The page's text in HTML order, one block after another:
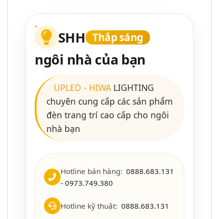
SHH Thắp sáng
ngôi nhà của bạn
UPLED - HIWA LIGHTING
chuyên cung cấp các sản phẩm
đèn trang trí cao cấp cho ngôi
nhà bạn
Hotline bán hàng: 0888.683.131
- 0973.749.380
Hotline kỹ thuật: 0888.683.131